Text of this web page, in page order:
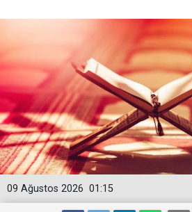
01:15
09 Ağustos 2026